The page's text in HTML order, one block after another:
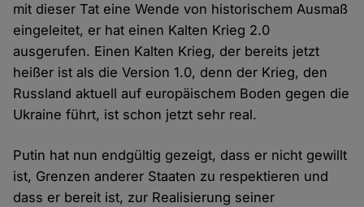
mit dieser Tat eine Wende von historischem Ausmaß
eingeleitet, er hat einen Kalten Krieg 2.0
ausgerufen. Einen Kalten Krieg, der bereits jetzt
heißer ist als die Version 1.0, denn der Krieg, den
Russland aktuell auf europäischem Boden gegen die
Ukraine führt, ist schon jetzt sehr real.
Putin hat nun endgültig gezeigt, dass er nicht gewillt
ist, Grenzen anderer Staaten zu respektieren und
dass er bereit ist, zur Realisierung seiner